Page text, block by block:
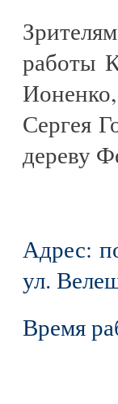
работы
Сергея
дереву
Адрес:
ул.
Время